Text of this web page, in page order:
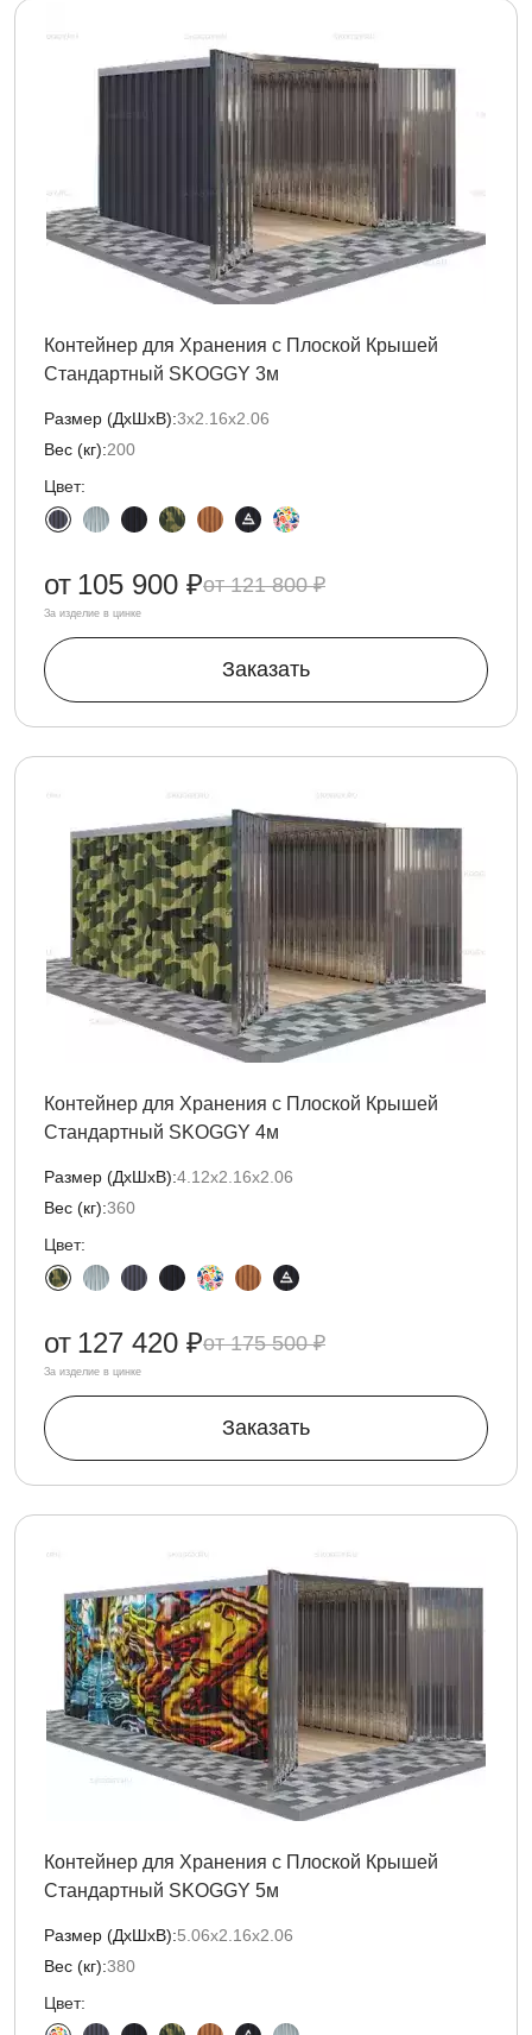
Контейнер для Хранения с Плоской Крышей
Стандартный SKOGGY 3м
Размер (ДxШxВ):3х2.16х2.06
Вес (кг):200
Цвет:
121 800 ₽
от 105 900 ₽
За изделие в цинке
Заказать
Контейнер для Хранения с Плоской Крышей
Стандартный SKOGGY 4м
Размер (ДxШxВ):4.12х2.16х2.06
Вес (кг):360
Цвет:
175 500 ₽
от 127 420 ₽
За изделие в цинке
Заказать
Контейнер для Хранения с Плоской Крышей
Стандартный SKOGGY 5м
Размер (ДxШxВ):5.06х2.16х2.06
Вес (кг):380
Цвет: